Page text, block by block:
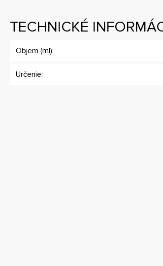
TECHNICKÉ
Objem (ml):
Určenie: